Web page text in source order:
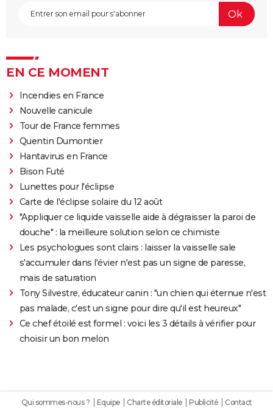
EN CE MOMENT
Incendies en France
Nouvelle canicule
Tour de France femmes
Quentin Dumontier
Hantavirus en France
Bison Futé
Lunettes pour l'éclipse
Carte de l'éclipse solaire du 12 août
"Appliquer ce liquide vaisselle aide à dégraisser la paroi de
douche" : la meilleure solution selon ce chimiste
Les psychologues sont clairs : laisser la vaisselle sale
s'accumuler dans l'évier n'est pas un signe de paresse,
mais de saturation
Tony Silvestre, éducateur canin : "un chien qui éternue n'est
pas malade, c'est un signe pour dire qu'il est heureux"
Ce chef étoilé est formel : voici les 3 détails à vérifier pour
choisir un bon melon
Qui sommes-nous ? Equipe Charte éditoriale Publicité Contact